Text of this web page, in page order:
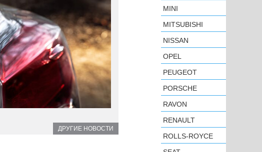
ДРУГИЕ НОВОСТИ
MINI
MITSUBISHI
NISSAN
OPEL
PEUGEOT
PORSCHE
RAVON
RENAULT
ROLLS-ROYCE